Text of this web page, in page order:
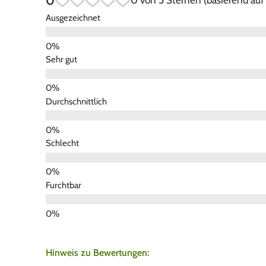
Ausgezeichnet
Sehr gut
Durchschnittlich
Schlecht
Furchtbar
Hinweis zu Bewertungen: